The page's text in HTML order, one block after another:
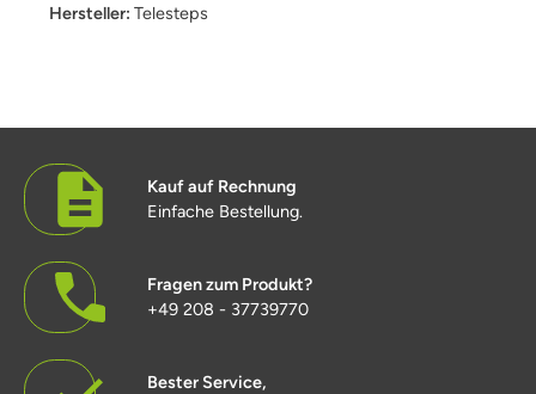
Hersteller: Telesteps
Kauf auf Rechnung
Einfache Bestellung.
Fragen zum Produkt?
+49 208 - 37739770
Bester Service,